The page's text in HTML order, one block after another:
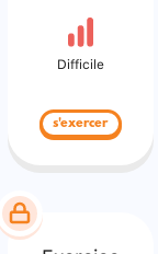
Difficile
s'exercer